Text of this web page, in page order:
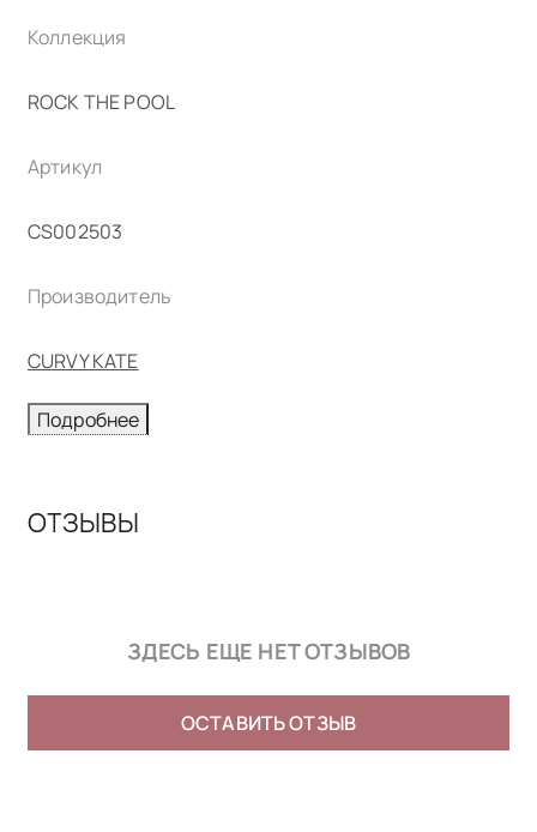
Коллекция
ROCK THE POOL
Артикул
CS002503
Производитель
CURVY KATE
Подробнее
ОТЗЫВЫ
ЗДЕСЬ ЕЩЕ НЕТ ОТЗЫВОВ
ОСТАВИТЬ ОТЗЫВ